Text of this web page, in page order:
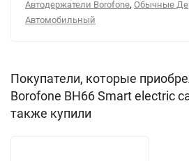
Автодержатели Borofone, Обычные
Автомобильный
Покупатели, которые
Borofone BH66 Smart electric
также купили